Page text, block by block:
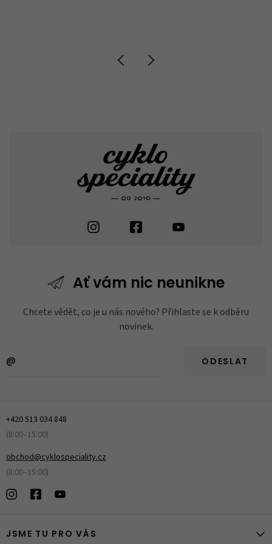
Ať vám nic neunikne
Chcete vědět, co je u nás nového? Přihlaste se k odběru
novinek.
ODESLAT
+420 513 034 848
(8:00–15:00)
obchod@cyklospeciality.cz
(8:00–15:00)
JSME TU PRO VÁS